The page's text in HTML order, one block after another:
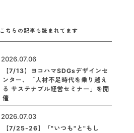
こちらの記事も読まれてます
2026.07.06
【7/13】ヨコハマSDGsデザインセ
ンター、「人材不足時代を乗り越え
る サステナブル経営セミナー」を開
催
2026.07.03
【7/25-26】「"いつも"と"もし